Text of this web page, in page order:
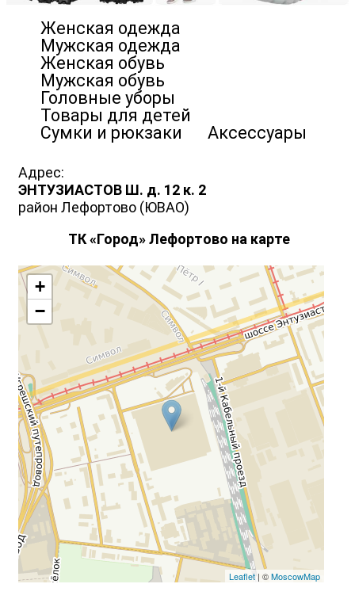
Женская одежда
Мужская одежда
Женская обувь
Мужская обувь
Головные уборы
Товары для детей
Сумки и рюкзаки Аксессуары
Адрес:
ЭНТУЗИАСТОВ Ш. д. 12 к. 2
район Лефортово (ЮВАО)
ТК «Город» Лефортово на карте
+
−
Leaflet| ©MoscowMap